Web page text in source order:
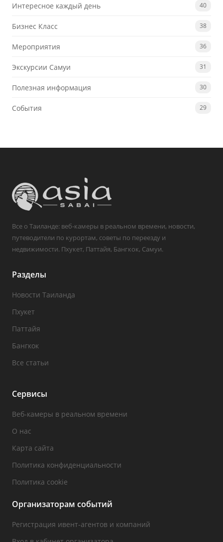
Интересное каждый день 40
Бизнес Класс 38
Мероприятия 36
Экскурсии Самуи 31
Полезная информация 30
События 29
Все о Таиланде: веб-камеры в реальном времени, новости,
путеводители по курортам, советы по переезду и
недвижимости. Пхукет, Паттайя, Бангкок, Самуи.
Разделы
Новости Таиланда
Пхукет
Паттайя
Бангкок
Все статьи
Сервисы
Веб-камеры в реальном времени
О нас
Карта сайта
Политика конфиденциальности
Политика cookie
Организаторам событий
Регистрация ивент-агентов и компаний